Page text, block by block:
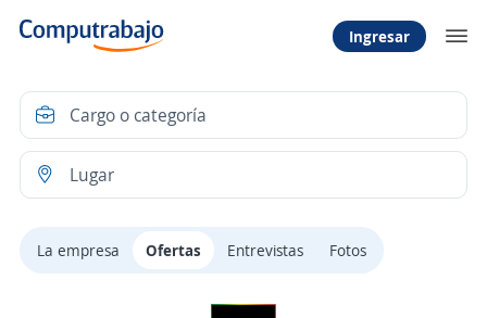
Ingresar
La empresa Ofertas Entrevistas Fotos